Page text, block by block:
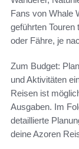
Fans von Whale
geführten Touren
oder Fähre, je
Zum Budget:
und Aktivitäten
Reisen ist
Ausgaben. Im
detaillierte
deine Azoren